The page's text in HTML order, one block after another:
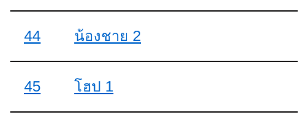
44 น้องชาย 2
45 โฮป 1